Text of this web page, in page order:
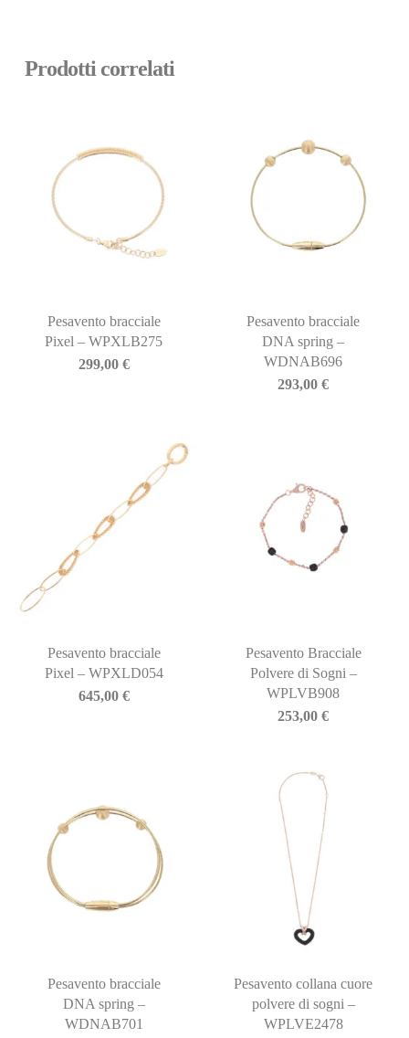
Prodotti correlati
Pesavento bracciale
Pixel – WPXLB275
299,00 €
Pesavento bracciale
DNA spring –
WDNAB696
293,00€
Pesavento bracciale
Pixel – WPXLD054
645,00 €
Pesavento Bracciale
Polvere di Sogni –
WPLVB908
253,00€
Pesavento bracciale
DNA spring –
WDNAB701
Pesavento collana cuore
polvere di sogni –
WPLVE2478